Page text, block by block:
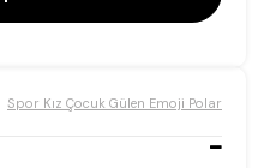
Spor Kız Çocuk Gülen Emoji Polarlı